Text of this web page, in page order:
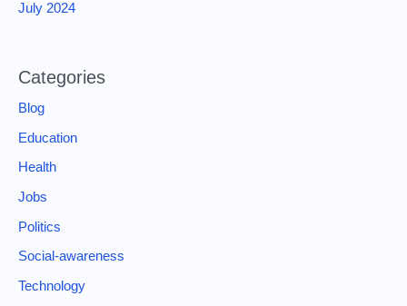
July 2024
Categories
Blog
Education
Health
Jobs
Politics
Social-awareness
Technology